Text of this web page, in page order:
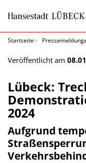
Startseite
Veröffentlicht am
Lübeck:
2024
Aufgrund